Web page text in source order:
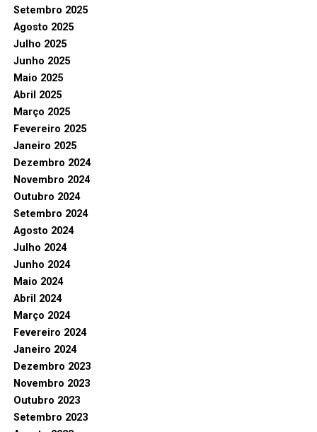
Setembro 2025
Agosto 2025
Julho 2025
Junho 2025
Maio 2025
Abril 2025
Março 2025
Fevereiro 2025
Janeiro 2025
Dezembro 2024
Novembro 2024
Outubro 2024
Setembro 2024
Agosto 2024
Julho 2024
Junho 2024
Maio 2024
Abril 2024
Março 2024
Fevereiro 2024
Janeiro 2024
Dezembro 2023
Novembro 2023
Outubro 2023
Setembro 2023